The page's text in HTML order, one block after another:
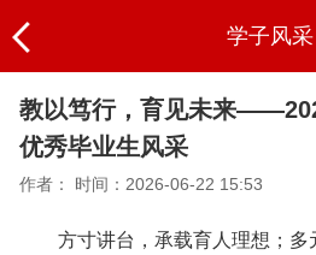
学子风采
教以笃行，育见未来
优秀毕业生风采
作者： 时间：2026-06-22 15:53
方寸讲台，承载育人理想；多